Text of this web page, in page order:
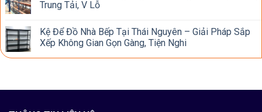
Trung Tải, V Lỗ
Kệ Để Đồ Nhà Bếp Tại Thái Nguyên – Giải Pháp Sắp
Xếp Không Gian Gọn Gàng, Tiện Nghi